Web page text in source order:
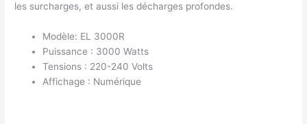
les surcharges, et aussi les décharges profondes.
Modèle: EL 3000R
Puissance : 3000 Watts
Tensions : 220-240 Volts
Affichage : Numérique